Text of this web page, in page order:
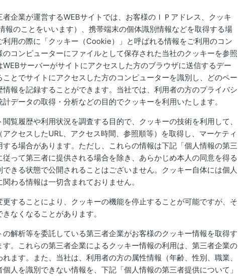
企業が運営するWEBサイトでは、お客様のＩＰアドレス、クッキ
報のことをいいます）、携帯端末の個体識別情報などを取得する場
用の際に「クッキー（Cookie）」と呼ばれる情報をご利用のコン
コンピューターにファイルとして保存された当社のクッキーを参照
サーバーがサイトにアクセスした方のブラウザに送信するデー
とでサイトにアクセスした方のコンピューターを識別し、どのペー
報を記録することができます。当社では、利用者の方のプライバシ
データの取得・分析などの目的でクッキーを利用いたします。
覧履歴や利用状況を調査する目的で、クッキーの技術を利用して、
クセスしたURL、アクセス時間、参照順等）を取得し、マーケティ
る場合があります。ただし、これらの情報は下記「個人情報の第三
って第三者に提供される場合を除き、あらかじめ本人の同意を得る
きる状態で公開されることはございません。クッキー自体には個人
わる情報は一切含まれておりません。
することにより、クッキーの機能を停止することが可能ですが、そ
なくなることがあります。
解析等を委託している第三者企業がお客様のクッキー情報を取得す
。これらの第三者企業によるクッキー情報の利用は、第三者企業の
ます。また、当社は、利用者の方の属性情報（年齢、性別、職業、
人を識別できない情報を、下記「個人情報の第三者提供について」